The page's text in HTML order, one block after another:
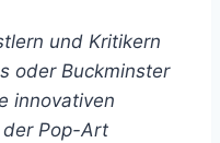
und Kritikern
oder Buckminster
innovativen
der Pop-Art